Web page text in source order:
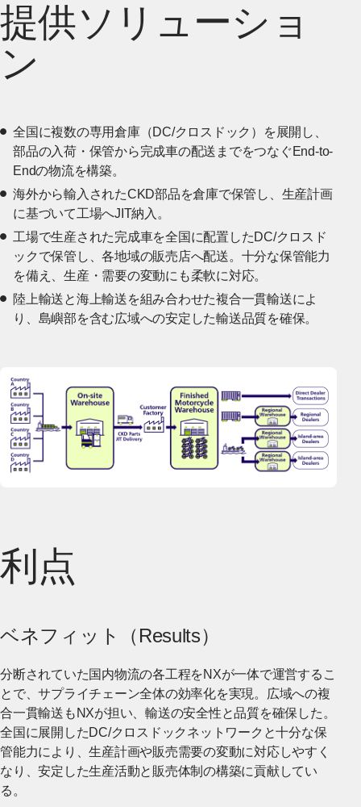
提供ソリューショ
ン
全国に複数の専用倉庫（DC/クロスドック）を展開し、
部品の入荷・保管から完成車の配送までをつなぐEnd-to-
Endの物流を構築。
海外から輸入されたCKD部品を倉庫で保管し、生産計画
に基づいて工場へJIT納入。
工場で生産された完成車を全国に配置したDC/クロスド
ックで保管し、各地域の販売店へ配送。十分な保管能力
を備え、生産・需要の変動にも柔軟に対応。
陸上輸送と海上輸送を組み合わせた複合一貫輸送によ
り、島嶼部を含む広域への安定した輸送品質を確保。
利点
ベネフィット（Results）
分断されていた国内物流の各工程をNXが一体で運営するこ
とで、サプライチェーン全体の効率化を実現。広域への複
合一貫輸送もNXが担い、輸送の安全性と品質を確保した。
全国に展開したDC/クロスドックネットワークと十分な保
管能力により、生産計画や販売需要の変動に対応しやすく
なり、安定した生産活動と販売体制の構築に貢献してい
る。